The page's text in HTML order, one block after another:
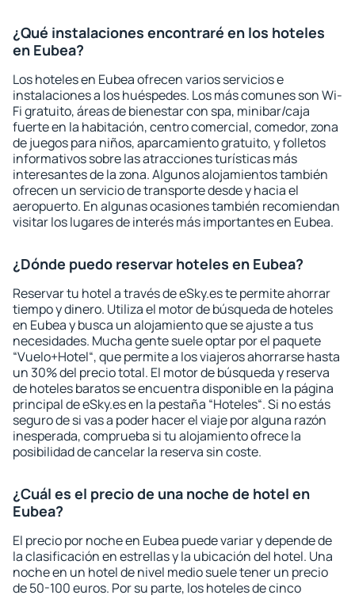
¿Qué instalaciones encontraré en los hoteles
en Eubea?
Los hoteles en Eubea ofrecen varios servicios e
instalaciones a los huéspedes. Los más comunes son Wi-
Fi gratuito, áreas de bienestar con spa, minibar/caja
fuerte en la habitación, centro comercial, comedor, zona
de juegos para niños, aparcamiento gratuito, y folletos
informativos sobre las atracciones turísticas más
interesantes de la zona. Algunos alojamientos también
ofrecen un servicio de transporte desde y hacia el
aeropuerto. En algunas ocasiones también recomiendan
visitar los lugares de interés más importantes en Eubea.
¿Dónde puedo reservar hoteles en Eubea?
Reservar tu hotel a través de eSky.es te permite ahorrar
tiempo y dinero. Utiliza el motor de búsqueda de hoteles
en Eubea y busca un alojamiento que se ajuste a tus
necesidades. Mucha gente suele optar por el paquete
“Vuelo+Hotel“, que permite a los viajeros ahorrarse hasta
un 30% del precio total. El motor de búsqueda y reserva
de hoteles baratos se encuentra disponible en la página
principal de eSky.es en la pestaña “Hoteles“. Si no estás
seguro de si vas a poder hacer el viaje por alguna razón
inesperada, comprueba si tu alojamiento ofrece la
posibilidad de cancelar la reserva sin coste.
¿Cuál es el precio de una noche de hotel en
Eubea?
El precio por noche en Eubea puede variar y depende de
la clasificación en estrellas y la ubicación del hotel. Una
noche en un hotel de nivel medio suele tener un precio
de 50-100 euros. Por su parte, los hoteles de cinco